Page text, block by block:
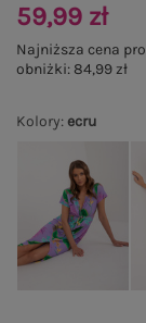
Kolory: ecru
59,99 zł
Najniższa cena
obniżki: 84,99 zł